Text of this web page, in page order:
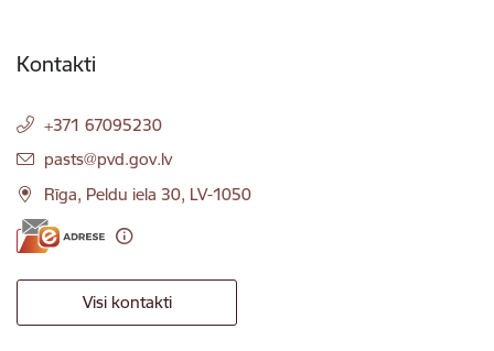
Kontakti
+371 67095230
E-pasts:
pasts@pvd.gov.lv
Rīga, Peldu iela 30, LV-1050
Visi kontakti